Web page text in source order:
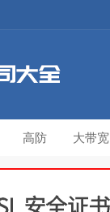
高防 大带宽